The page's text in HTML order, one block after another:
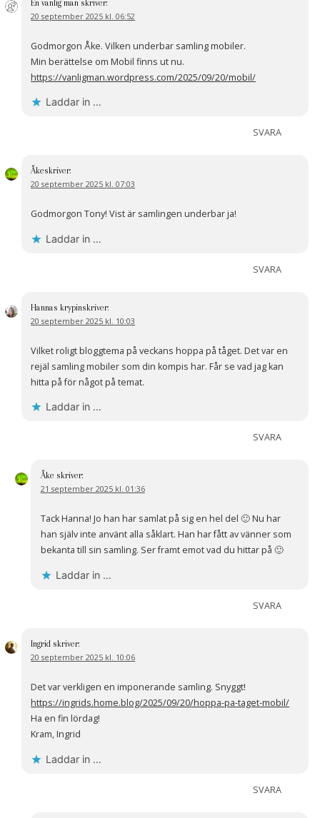
En vanlig man skriver:
20 september 2025 kl. 06:52
Godmorgon Åke. Vilken underbar samling mobiler.
Min berättelse om Mobil finns ut nu.
https://vanligman.wordpress.com/2025/09/20/mobil/
Laddar in …
SVARA
Åkeskriver:
20 september 2025 kl. 07:03
Godmorgon Tony! Vist är samlingen underbar ja!
Laddar in …
SVARA
Hannas krypinskriver:
20 september 2025 kl. 10:03
Vilket roligt bloggtema på veckans hoppa på tåget. Det var en
rejäl samling mobiler som din kompis har. Får se vad jag kan
hitta på för något på temat.
Laddar in …
SVARA
Åke skriver:
21 september 2025 kl. 01:36
Tack Hanna! Jo han har samlat på sig en hel del 🙂 Nu har
han själv inte använt alla såklart. Han har fått av vänner som
bekanta till sin samling. Ser framt emot vad du hittar på 🙂
Laddar in …
SVARA
Ingrid skriver:
20 september 2025 kl. 10:06
Det var verkligen en imponerande samling. Snyggt!
https://ingrids.home.blog/2025/09/20/hoppa-pa-taget-mobil/
Ha en fin lördag!
Kram, Ingrid
Laddar in …
SVARA